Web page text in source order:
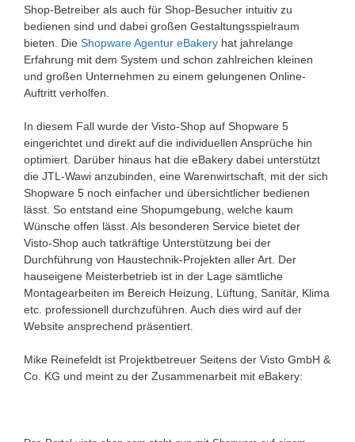
Shop-Betreiber als auch für Shop-Besucher intuitiv zu
bedienen sind und dabei großen Gestaltungsspielraum
bieten. Die Shopware Agentur eBakery hat jahrelange
Erfahrung mit dem System und schon zahlreichen kleinen
und großen Unternehmen zu einem gelungenen Online-
Auftritt verholfen.
In diesem Fall wurde der Visto-Shop auf Shopware 5
eingerichtet und direkt auf die individuellen Ansprüche hin
optimiert. Darüber hinaus hat die eBakery dabei unterstützt
die JTL-Wawi anzubinden, eine Warenwirtschaft, mit der sich
Shopware 5 noch einfacher und übersichtlicher bedienen
lässt. So entstand eine Shopumgebung, welche kaum
Wünsche offen lässt. Als besonderen Service bietet der
Visto-Shop auch tatkräftige Unterstützung bei der
Durchführung von Haustechnik-Projekten aller Art. Der
hauseigene Meisterbetrieb ist in der Lage sämtliche
Montagearbeiten im Bereich Heizung, Lüftung, Sanitär, Klima
etc. professionell durchzuführen. Auch dies wird auf der
Website ansprechend präsentiert.
Mike Reinefeldt ist Projektbetreuer Seitens der Visto GmbH &
Co. KG und meint zu der Zusammenarbeit mit eBakery: